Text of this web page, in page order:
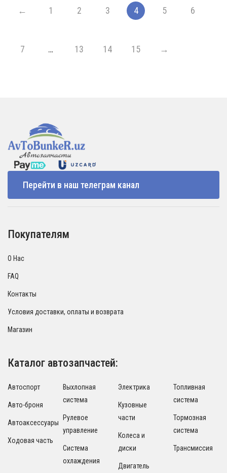
← 1 2 3 4 5 6
7 … 13 14 15 →
Перейти в наш телеграм канал
Покупателям
О Нас
FAQ
Контакты
Условия доставки, оплаты и возврата
Магазин
Каталог автозапчастей:
Автоспорт
Авто-броня
Автоаксессуары
Ходовая часть
Выхлопная
система
Рулевое
управление
Система
охлаждения
Электрика
Кузовные
части
Колеса и
диски
Двигатель
Топливная
система
Тормозная
система
Трансмиссия